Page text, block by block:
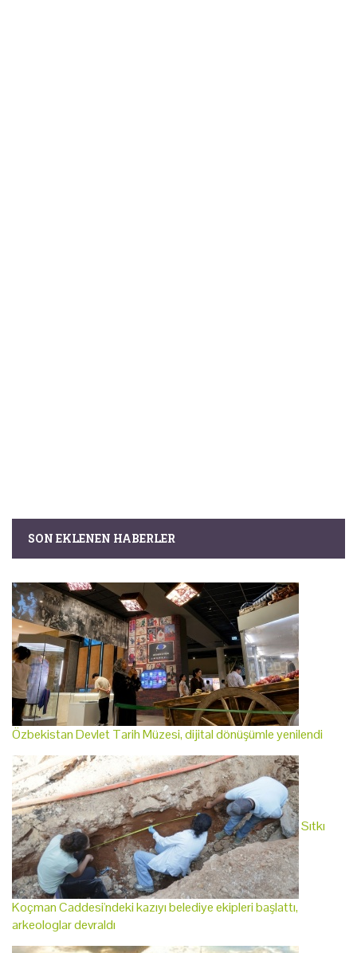
SON EKLENEN HABERLER
Özbekistan Devlet Tarih Müzesi, dijital dönüşümle yenilendi
Sıtkı
Koçman Caddesi'ndeki kazıyı belediye ekipleri başlattı,
arkeologlar devraldı